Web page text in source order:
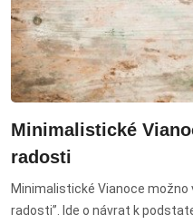
Minimalistické
radosti
Minimalistické Vianoce
radosti”. Ide o návrat k